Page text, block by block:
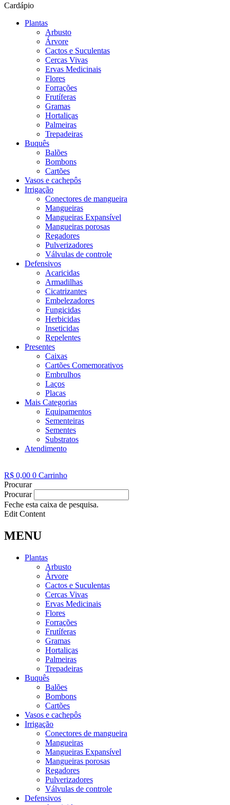
Cardápio
Plantas
Arbusto
Árvore
Cactos e Suculentas
Cercas Vivas
Ervas Medicinais
Flores
Forrações
Frutíferas
Gramas
Hortaliças
Palmeiras
Trepadeiras
Buquês
Balões
Bombons
Cartões
Vasos e cachepôs
Irrigação
Conectores de mangueira
Mangueiras
Mangueiras Expansível
Mangueiras porosas
Regadores
Pulverizadores
Válvulas de controle
Defensivos
Acaricidas
Armadilhas
Cicatrizantes
Embelezadores
Fungicidas
Herbicidas
Inseticidas
Repelentes
Presentes
Caixas
Cartões Comemorativos
Embrulhos
Laços
Placas
Mais Categorias
Equipamentos
Sementeiras
Sementes
Substratos
Atendimento
R$ 0,00 0 Carrinho
Procurar
Procurar
Feche esta caixa de pesquisa.
Edit Content
MENU
Plantas
Arbusto
Árvore
Cactos e Suculentas
Cercas Vivas
Ervas Medicinais
Flores
Forrações
Frutíferas
Gramas
Hortaliças
Palmeiras
Trepadeiras
Buquês
Balões
Bombons
Cartões
Vasos e cachepôs
Irrigação
Conectores de mangueira
Mangueiras
Mangueiras Expansível
Mangueiras porosas
Regadores
Pulverizadores
Válvulas de controle
Defensivos